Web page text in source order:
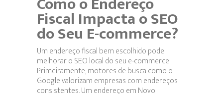
Fiscal Impacta o SEO
do Seu E-commerce?
Um endereço fiscal bem escolhido pode
melhorar o SEO local do seu e-commerce.
Primeiramente, motores de busca como o
Google valorizam empresas com endereços
consistentes. Um endereço em Novo